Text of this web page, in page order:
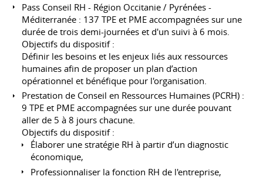
Pass Conseil RH - Région Occitanie / Pyrénées -
Méditerranée : 137 TPE et PME accompagnées sur une
durée de trois demi-journées et d'un suivi à 6 mois.
Objectifs du dispositif :
Définir les besoins et les enjeux liés aux ressources
humaines afin de proposer un plan d’action
opérationnel et bénéfique pour l'organisation.
Prestation de Conseil en Ressources Humaines (PCRH) :
9 TPE et PME accompagnées sur une durée pouvant
aller de 5 à 8 jours chacune.
Objectifs du dispositif :
Élaborer une stratégie RH à partir d’un diagnostic
économique,
Professionnaliser la fonction RH de l'entreprise,